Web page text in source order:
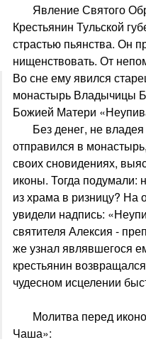
Явление Святого
Крестьянин Тульской
страстью пьянства. Он
нищенствовать. От
Во сне ему явился
монастырь Владычицы
Божией Матери
Без денег, не владея
отправился в
своих сновидениях,
иконы. Тогда подумали:
из храма в ризницу? На
увидели надпись:
святителя Алексия -
же узнал являвшегося
крестьянин
чудесном исцелении
Молитва перед
Чаша»: